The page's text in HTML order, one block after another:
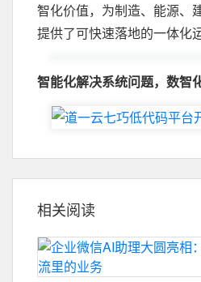
智化价值，为制造、能源、
提供了可快速落地的一体化
智能化解决系统问题，数智
相关阅读